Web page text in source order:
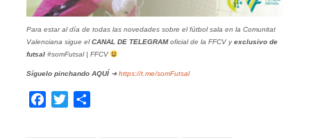
Para estar al día de todas las novedades sobre el fútbol sala en la Comunitat
Valenciana sigue elCANAL DE TELEGRAMoficial de la FFCV yexclusivo de
futsal#somFutsal | FFCV
Síguelo pinchando AQUÍ➜https://t.me/somFutsal
Facebook
Twitter